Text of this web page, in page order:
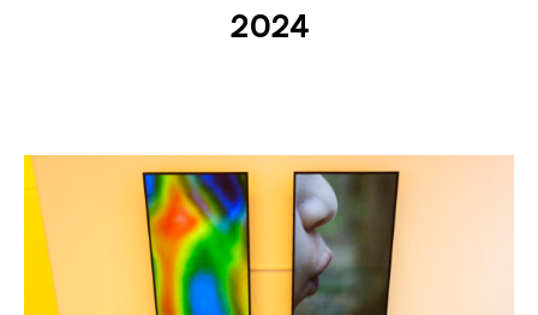
2024